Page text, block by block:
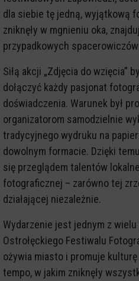
dla siebie tę jedną, wyjątkową
zniknęły w mgnieniu oka,
przypadkowych
Siłą akcji „Zdjęcia do wzięcia”
dołączyć każdy pasjonat
doświadczenia. Warunek był
organizatorom samodzielnie
tradycyjnego wydruku na
dowolnym formacie. Dzięki
się przeglądem talentów
fotograficznej – zarówno tej
działającej niezależnie.
Wydarzenie jest jednym z
Ostrołęckiego Festiwalu
ożywia miasto i promuje
tempo, w jakim zniknęły